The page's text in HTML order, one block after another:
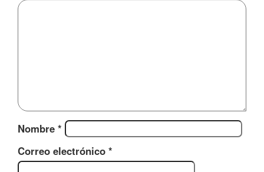
Nombre *
Correo electrónico *